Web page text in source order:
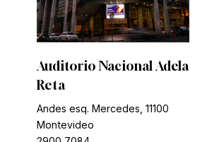
Auditorio Nacional Adela
Reta
Andes esq. Mercedes, 11100
Montevideo